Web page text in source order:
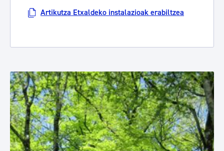
Artikutza Etxaldeko instalazioak erabiltzea